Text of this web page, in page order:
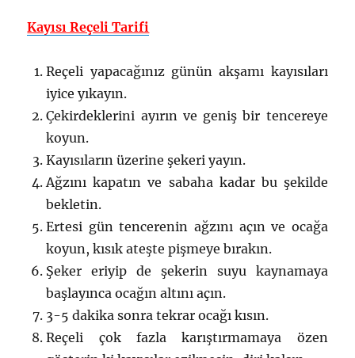
Kayısı Reçeli Tarifi
Reçeli yapacağınız günün akşamı kayısıları
iyice yıkayın.
Çekirdeklerini ayırın ve geniş bir tencereye
koyun.
Kayısıların üzerine şekeri yayın.
Ağzını kapatın ve sabaha kadar bu şekilde
bekletin.
Ertesi gün tencerenin ağzını açın ve ocağa
koyun, kısık ateşte pişmeye bırakın.
Şeker eriyip de şekerin suyu kaynamaya
başlayınca ocağın altını açın.
3-5 dakika sonra tekrar ocağı kısın.
Reçeli çok fazla karıştırmamaya özen